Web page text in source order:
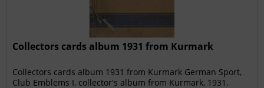
Collectors cards album 1931 from Kurmark
Collectors cards album 1931 from Kurmark German Sport,
Club Emblems I, collector's album from Kurmark, 1931.